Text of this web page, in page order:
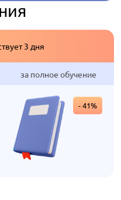
3 дня
за полное обучение
- 41%